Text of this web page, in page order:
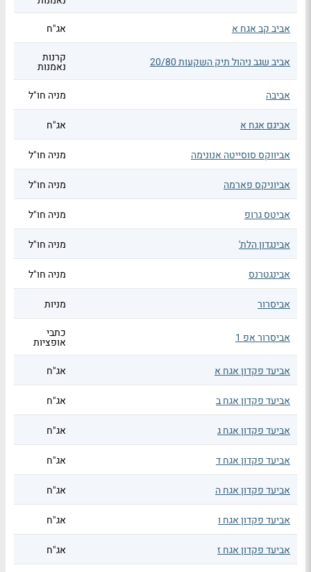
אביב קב אגח א
אג"ח
אביב שגב ניהול תיק השקעות 20/80 קרנות
נאמנות
אביבה
מניה חו"ל
אביגם אגח א אג"ח
אביווקס סוסייטה אנונימה מניה חו"ל
אביוניקס פארמה מניה חו"ל
אביטס גרופ מניה חו"ל
אבינגדון הלת' מניה חו"ל
אבינגטרנס מניה חו"ל
אביסרור מניות
אביסרור אפ 1 כתבי
אופציות
אביעד פקדון אגח א
אג"ח
אביעד פקדון אגח ב אג"ח
אביעד פקדון אגח ג אג"ח
אביעד פקדון אגח ד אג"ח
אביעד פקדון אגח ה אג"ח
אביעד פקדון אגח ו אג"ח
אביעד פקדון אגח ז אג"ח